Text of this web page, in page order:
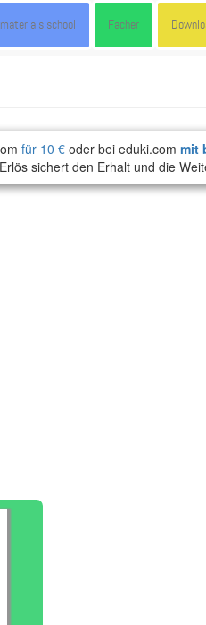
Fächer
für 10 € oder bei eduki.com mit
sichert den Erhalt und die